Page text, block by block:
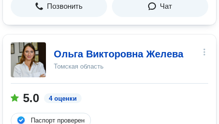
Позвонить Чат
Ольга Викторовна Желева
Томская область
5.0 4 оценки
Паспорт проверен